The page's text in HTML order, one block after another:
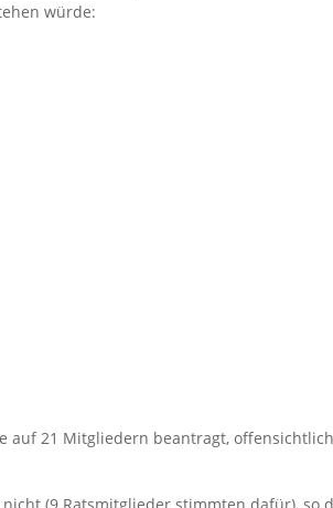
würde:
auf 21 Mitgliedern beantragt,